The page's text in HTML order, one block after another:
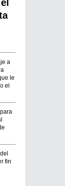
a
le
el
fin